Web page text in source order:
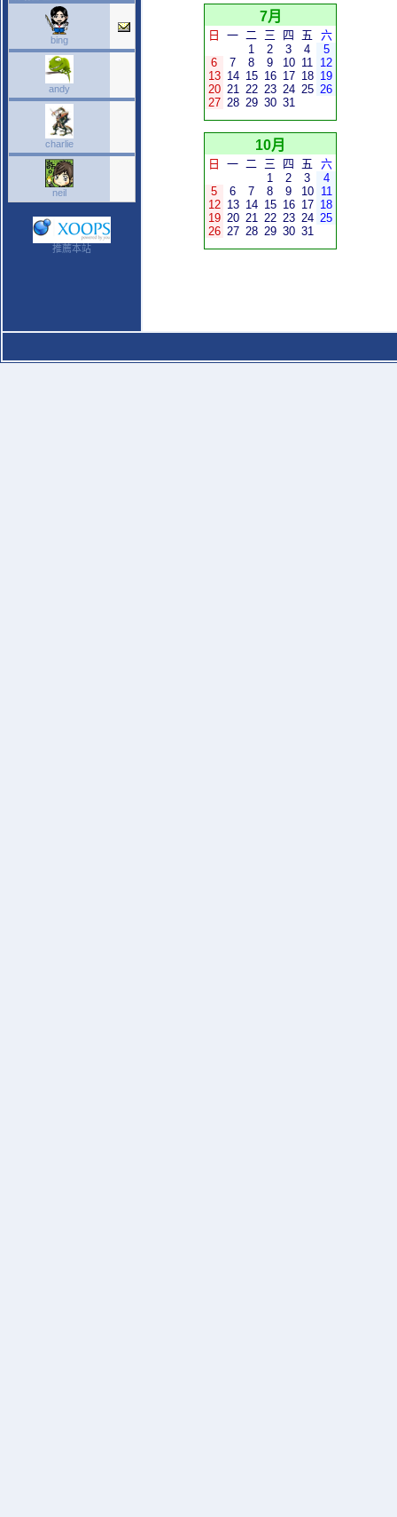
bing
andy
charlie
neil
推薦本站
7月
日 一 二 三 四 五
六
1
2 3 4
5
6
7 8 9 10 11 12
13 14 15 16 17 18 19
20 21 22 23 24 25 26
27 28 29 30 31
10月
日 一 二 三 四 五
六
1
2 3
4
5
6 7 8 9 10
11
12 13 14 15 16 17 18
19 20 21 22 23 24 25
26 27 28 29 30 31